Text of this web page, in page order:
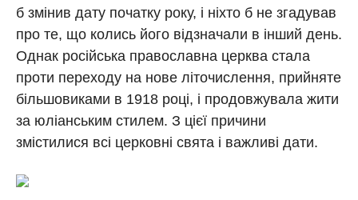
б змінив дату початку року, і ніхто б не згадував
про те, що колись його відзначали в інший день.
Однак російська православна церква стала
проти переходу на нове літочислення, прийняте
більшовиками в 1918 році, і продовжувала жити
за юліанським стилем. З цієї причини
змістилися всі церковні свята і важливі дати.